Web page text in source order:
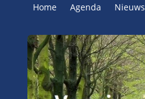
Home Agenda Nieuws